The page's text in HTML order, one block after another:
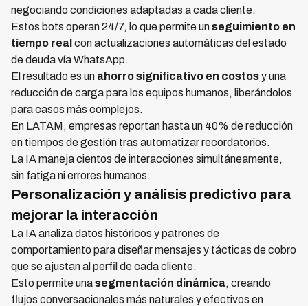
negociando condiciones adaptadas a cada cliente.
Estos bots operan 24/7, lo que permite unseguimiento en
tiempo real con actualizaciones automáticas del estado
de deuda vía WhatsApp.
El resultado es un ahorro significativo en costosy una
reducción de carga para los equipos humanos, liberándolos
para casos más complejos.
En LATAM, empresas reportan hasta un 40% de reducción
en tiempos de gestión tras automatizar recordatorios.
La IA maneja cientos de interacciones simultáneamente,
sin fatiga ni errores humanos.
Personalización y análisis predictivo para
mejorar la interacción
La IA analiza datos históricos y patrones de
comportamiento para diseñar mensajes y tácticas de cobro
que se ajustan al perfil de cada cliente.
Esto permite unasegmentación dinámica, creando
flujos conversacionales más naturales y efectivos en